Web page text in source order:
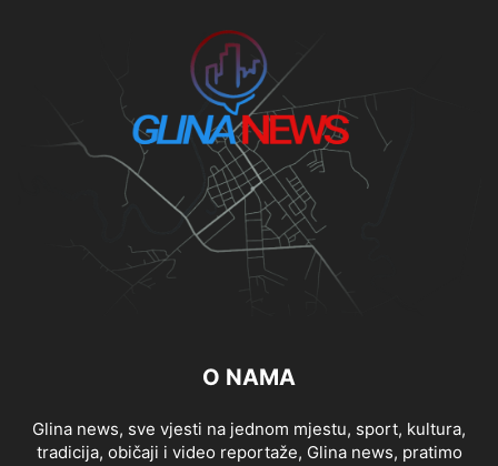
O NAMA
Glina news, sve vjesti na jednom mjestu, sport, kultura,
tradicija, običaji i video reportaže, Glina news, pratimo